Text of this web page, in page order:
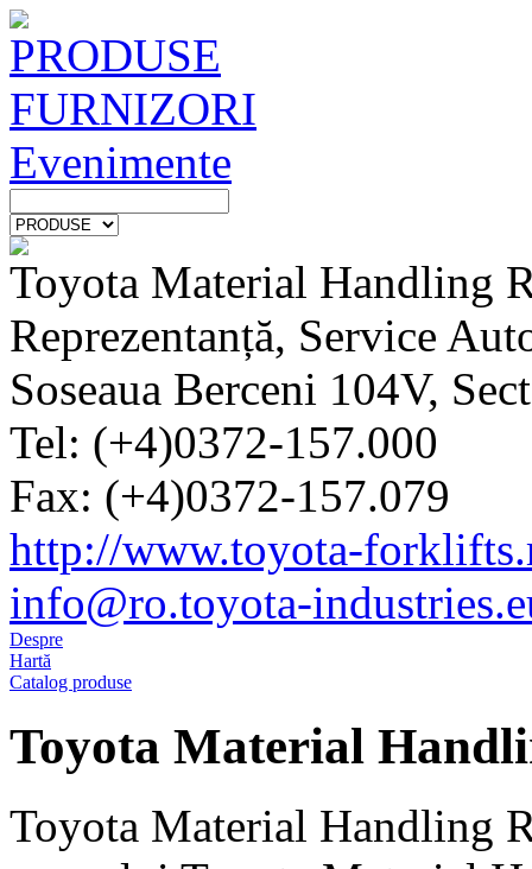
PRODUSE
FURNIZORI
Evenimente
Toyota Material Handling
Reprezentanță, Service
Soseaua Berceni 104V,
Tel: (+4)0372-157.000
Fax: (+4)0372-157.079
http://www.toyota-
info@ro.toyota-
Despre
Hartă
Catalog produse
Toyota Material
Toyota Material Handling